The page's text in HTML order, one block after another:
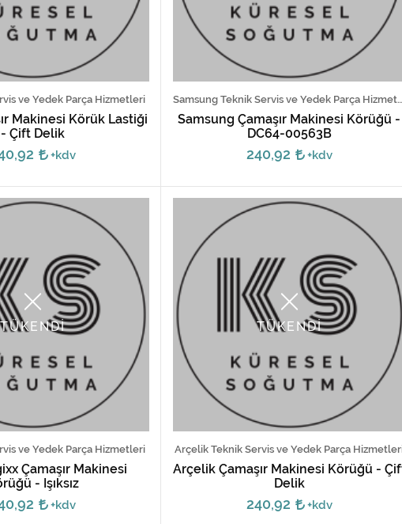
ve Yedek Parça Hizmetleri
Makinesi Körük Lastiği
- Çift Delik
+kdv
Samsung Teknik Servis ve Yedek Parça Hizmetleri
Samsung Çamaşır Makinesi Körüğü -
DC64-00563B
240,92 +kdv
TÜKENDİ
ve Yedek Parça Hizmetleri
Çamaşır Makinesi
- Işıksız
+kdv
TÜKENDİ
Arçelik Teknik Servis ve Yedek Parça
Arçelik Çamaşır Makinesi Körüğü -
Delik
240,92 +kdv